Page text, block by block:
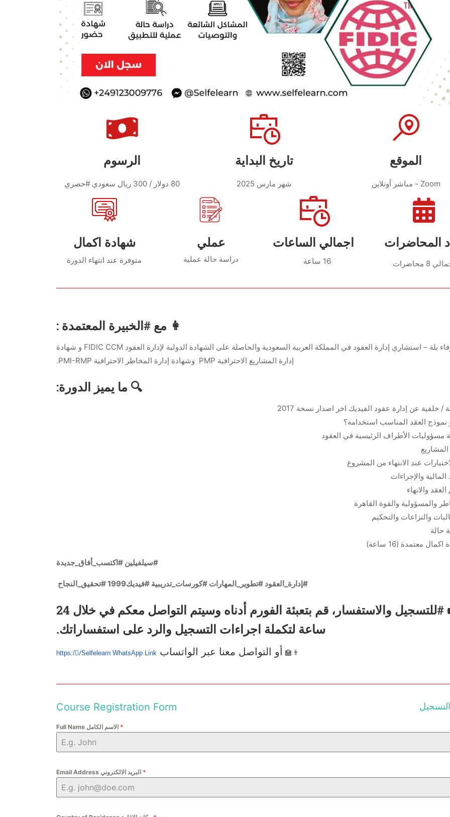
الرسوم
80 دولار / 300 ريال سعودي #حصري
تاريخ البداية
شهر مارس 2025
الموقع
مباشر أونلاين - Zoom
شهادة اكمال
متوفرة عند انتهاء الدورة
عملي
دراسة حالة عملية
اجمالي الساعات
16 ساعة
المحاضرات
8 محاضرات
👩 مع #الخبيرة المعتمدة :
م.وفاء بلة – استشاري إدارة العقود في المملكة العربية السعودية والحاصلة على الشهادة الدولية لإدارة العقود FIDIC CCM و شهادة
إدارة المشاريع الاحترافية PMP وشهادة إدارة المخاطر الاحترافية PMI-RMP.
🔍 ما يميز الدورة:
/ خلفية عن إدارة عقود الفيديك اخر اصدار نسخة 2017
نموذج العقد المناسب استخدامه؟
مسؤوليات الأطراف الرئيسية في العقود
المشاريع
عند الانتهاء من المشروع
المالية والإجراءات
والانهاء
والمسؤولية والقوة القاهرة
والنزاعات والتحكيم
حالة
معتمدة (16 ساعة)
#سيلفيلين #اكتسب_أفاق_جديدة
#إدارة_العقود #تطوير_المهارات #كورسات_تدريبية #فيديك1999 #تحقيق_النجاح
👉 #للتسجيل والاستفسار، قم بتعبئة الفورم أدناه وسيتم التواصل معكم في خلال 24
ساعة لتكملة اجراءات التسجيل والرد على استفساراتك.
👨‍🏫 أو التواصل معنا عبر الواتساب https://ًSelfelearn WhatsApp Link
Course Registration Form
*
*